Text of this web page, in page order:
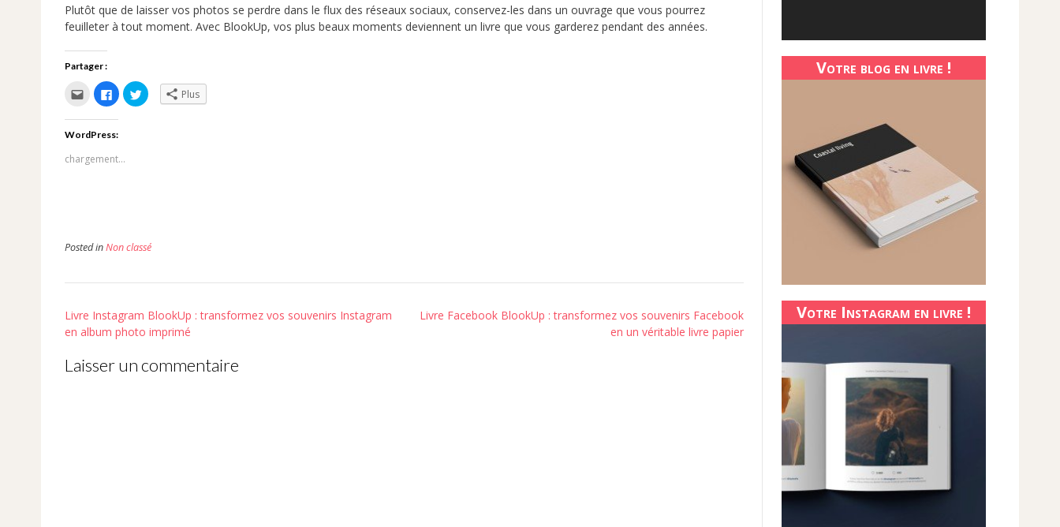
Plutôt que de laisser vos photos se perdre dans le flux des réseaux sociaux, conservez-les dans un ouvrage que vous pourrez
feuilleter à tout moment. Avec BlookUp, vos plus beaux moments deviennent un livre que vous garderez pendant des années.
Partager :
Cliquez
pour
envoyer
par
e-
mail
un
ami(ouvre
Cliquez
pour
partager
sur
dans
nouvelle
fenêtre)
Cliquez
pour Plus
WordPress:
chargement…
Posted inNon classé
Post
navigation
Livre Instagram BlookUp : transformez vos souvenirs Instagram
en album photo imprimé
Livre Facebook BlookUp : transformez vos souvenirs Facebook
en un véritable livre papier
Laisser un commentaire
Votre blog en livre !
Votre Instagram en livre !